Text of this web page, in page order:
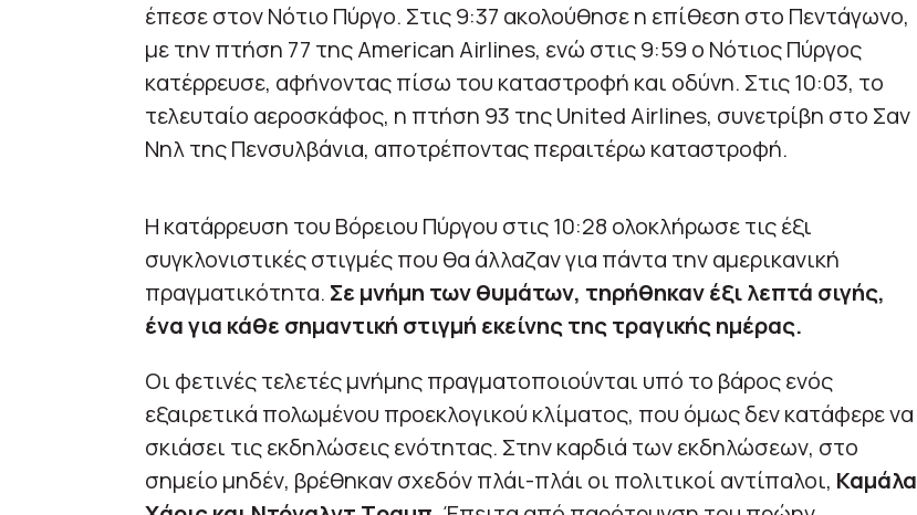
έπεσε στον Νότιο Πύργο. Στις 9:37 ακολούθησε η επίθεση στο Πεντάγωνο,
με την πτήση 77 της American Airlines, ενώ στις 9:59 ο Νότιος Πύργος
κατέρρευσε, αφήνοντας πίσω του καταστροφή και οδύνη. Στις 10:03, το
τελευταίο αεροσκάφος, η πτήση 93 της United Airlines, συνετρίβη στο Σαν
Νηλ της Πενσυλβάνια, αποτρέποντας περαιτέρω καταστροφή.
Η κατάρρευση του Βόρειου Πύργου στις 10:28 ολοκλήρωσε τις έξι
συγκλονιστικές στιγμές που θα άλλαζαν για πάντα την αμερικανική
πραγματικότητα. Σε μνήμη των θυμάτων, τηρήθηκαν έξι λεπτά σιγής,
ένα για κάθε σημαντική στιγμή εκείνης της τραγικής ημέρας.
Οι φετινές τελετές μνήμης πραγματοποιούνται υπό το βάρος ενός
εξαιρετικά πολωμένου προεκλογικού κλίματος, που όμως δεν κατάφερε να
σκιάσει τις εκδηλώσεις ενότητας. Στην καρδιά των εκδηλώσεων, στο
σημείο μηδέν, βρέθηκαν σχεδόν πλάι-πλάι οι πολιτικοί αντίπαλοι, Καμάλα